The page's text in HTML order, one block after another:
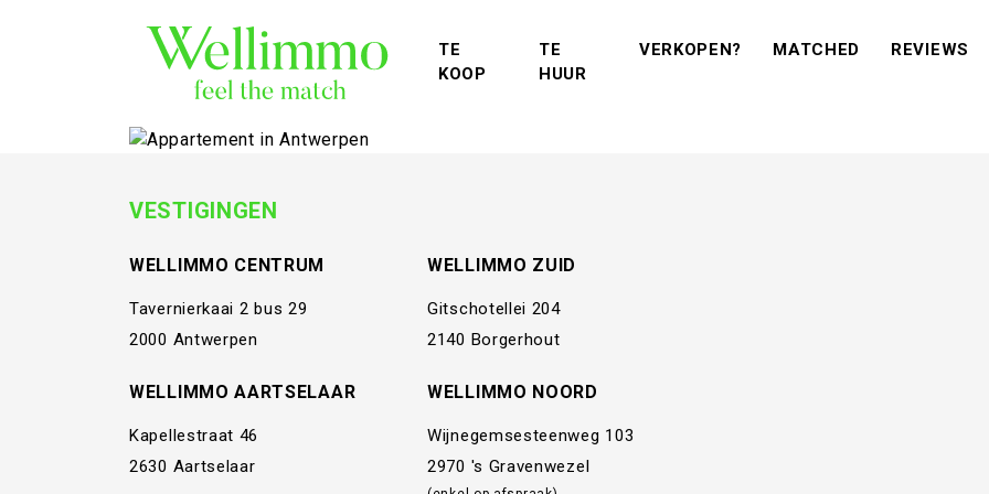
TE
KOOP (TE KOOP)
TE
HUUR
VERKOPEN? (VERKOPEN?)
MATCHED (MATCHED)
REVIEWS
VESTIGINGEN
WELLIMMO CENTRUM
Tavernierkaai 2 bus 29
2000 Antwerpen
WELLIMMO ZUID
Gitschotellei 204
2140 Borgerhout
WELLIMMO AARTSELAAR
Kapellestraat 46
2630 Aartselaar
WELLIMMO NOORD
Wijnegemsesteenweg 103
2970 's Gravenwezel